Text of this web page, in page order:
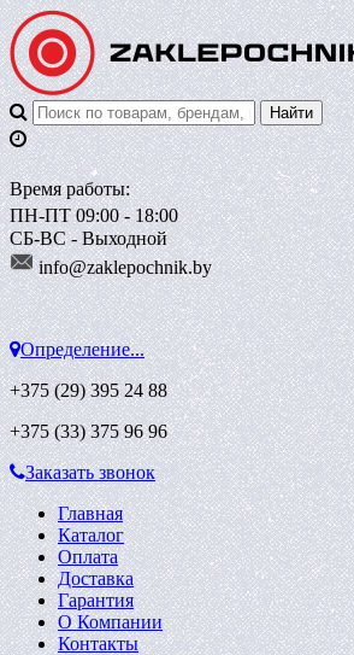
Время работы:
ПН-ПТ 09:00 - 18:00
СБ-ВС - Выходной
info@zaklepochnik.by
Определение...
+375 (29)395 24 88
+375 (33)375 96 96
Заказать звонок
Главная
Каталог
Оплата
Доставка
Гарантия
О Компании
Контакты